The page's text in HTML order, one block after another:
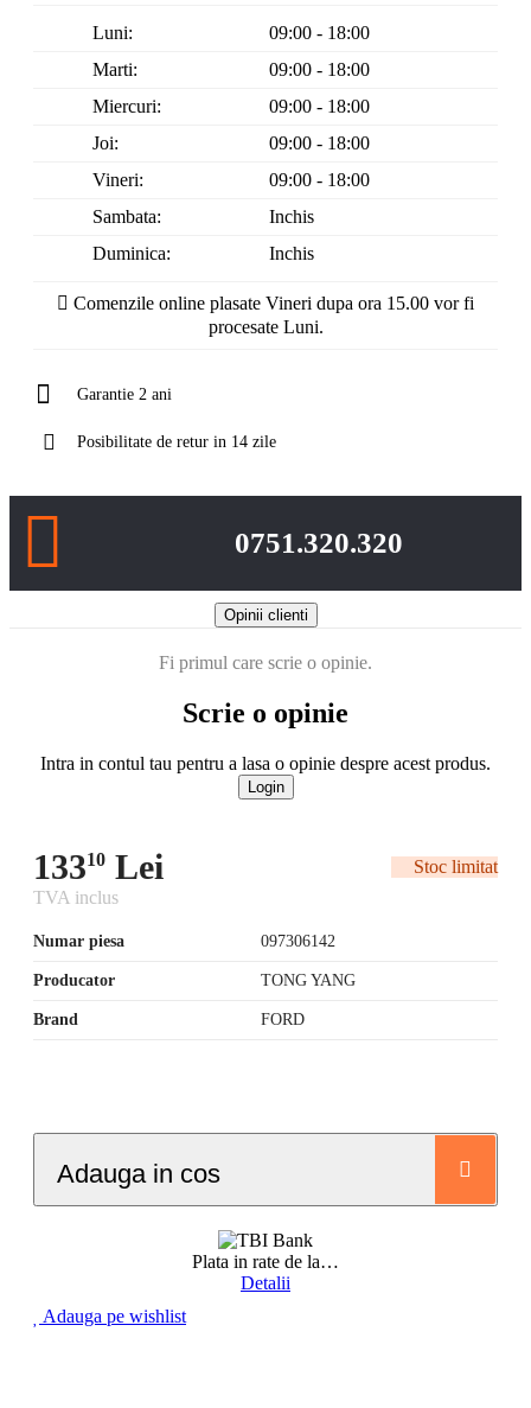
Luni:
09:00 - 18:00
Marti:
09:00 - 18:00
Miercuri:
09:00 - 18:00
Joi:
09:00 - 18:00
Vineri:
09:00 - 18:00
Sambata:
Inchis
Duminica:
Inchis
Comenzile online plasate Vineri dupa ora 15.00 vor fi
procesate Luni.
Garantie 2 ani
Posibilitate de retur in 14 zile
0751.320.320
Opinii clienti
Fi primul care scrie o opinie.
Scrie o opinie
Intra in contul tau pentru a lasa o opinie despre acest produs.
Login
13310 Lei
Stoc limitat
TVA inclus
Numar piesa 097306142
Producator TONG YANG
Brand FORD
Adauga in cos
Plata in rate de la…
Detalii
Adauga pe wishlist